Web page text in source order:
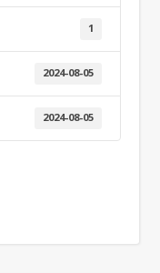
1
2024-08-05
2024-08-05